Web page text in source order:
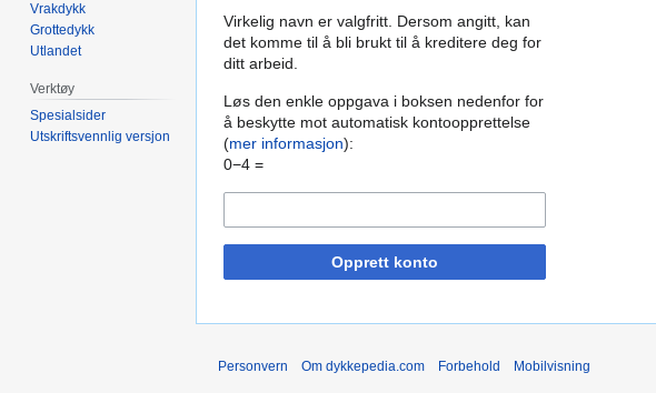
Virkelig navn er valgfritt. Dersom angitt, kan
det komme til å bli brukt til å kreditere deg for
ditt arbeid.
Løs den enkle oppgava i boksen nedenfor for
å beskytte mot automatisk kontoopprettelse
(mer informasjon):
0−4 =
Opprett konto
Vrakdykk
Grottedykk
Utlandet
Verktøy
Spesialsider
Utskriftsvennlig versjon
Personvern Om dykkepedia.com Forbehold Mobilvisning